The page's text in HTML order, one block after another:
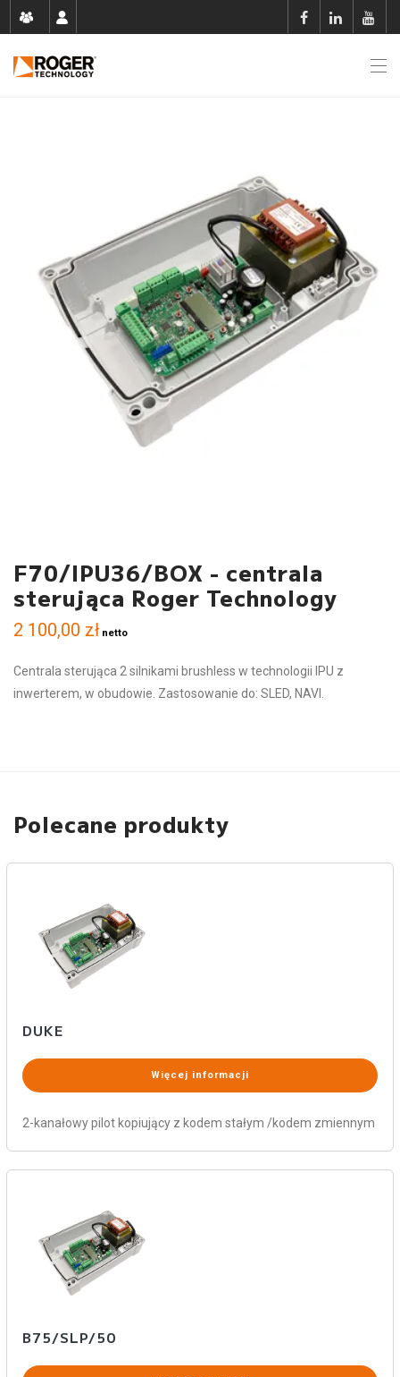
F70/IPU36/BOX - centrala
sterująca Roger Technology
2 100,00 zł netto
Centrala sterująca 2 silnikami brushless w technologii IPU z
inwerterem, w obudowie. Zastosowanie do: SLED, NAVI.
Polecane produkty
DUKE
Więcej informacji
2-kanałowy pilot kopiujący z kodem stałym /kodem zmiennym
B75/SLP/50